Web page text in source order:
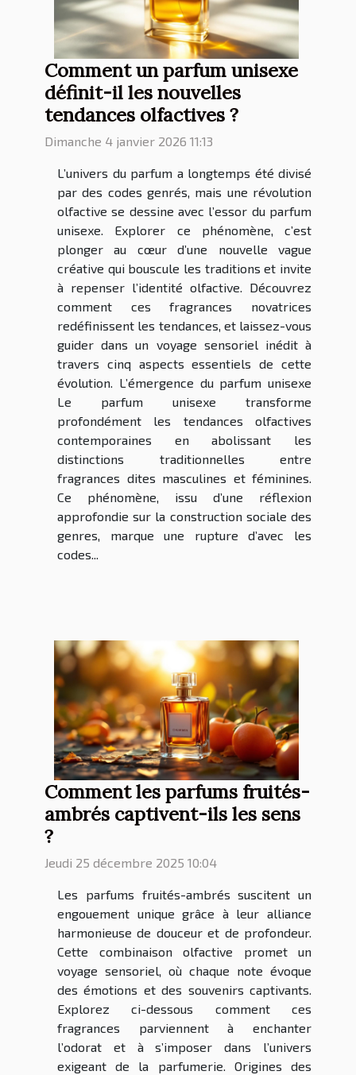
Comment un parfum unisexe
définit-il les nouvelles
tendances olfactives ?
Dimanche 4 janvier 2026 11:13
L’univers du parfum a longtemps été divisé
par des codes genrés, mais une révolution
olfactive se dessine avec l’essor du parfum
unisexe. Explorer ce phénomène, c’est
plonger au cœur d’une nouvelle vague
créative qui bouscule les traditions et invite
à repenser l’identité olfactive. Découvrez
comment ces fragrances novatrices
redéfinissent les tendances, et laissez-vous
guider dans un voyage sensoriel inédit à
travers cinq aspects essentiels de cette
évolution. L’émergence du parfum unisexe
Le parfum unisexe transforme
profondément les tendances olfactives
contemporaines en abolissant les
distinctions traditionnelles entre
fragrances dites masculines et féminines.
Ce phénomène, issu d’une réflexion
approfondie sur la construction sociale des
genres, marque une rupture d’avec les
codes...
Comment les parfums fruités-
ambrés captivent-ils les sens
?
Jeudi 25 décembre 2025 10:04
Les parfums fruités-ambrés suscitent un
engouement unique grâce à leur alliance
harmonieuse de douceur et de profondeur.
Cette combinaison olfactive promet un
voyage sensoriel, où chaque note évoque
des émotions et des souvenirs captivants.
Explorez ci-dessous comment ces
fragrances parviennent à enchanter
l’odorat et à s’imposer dans l’univers
exigeant de la parfumerie. Origines des